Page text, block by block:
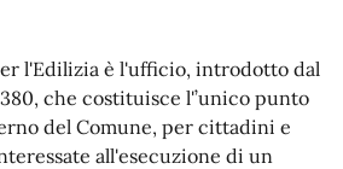
l'Edilizia è l'ufficio, introdotto dal
che costituisce l'’unico punto
del Comune, per cittadini e
all'esecuzione di un